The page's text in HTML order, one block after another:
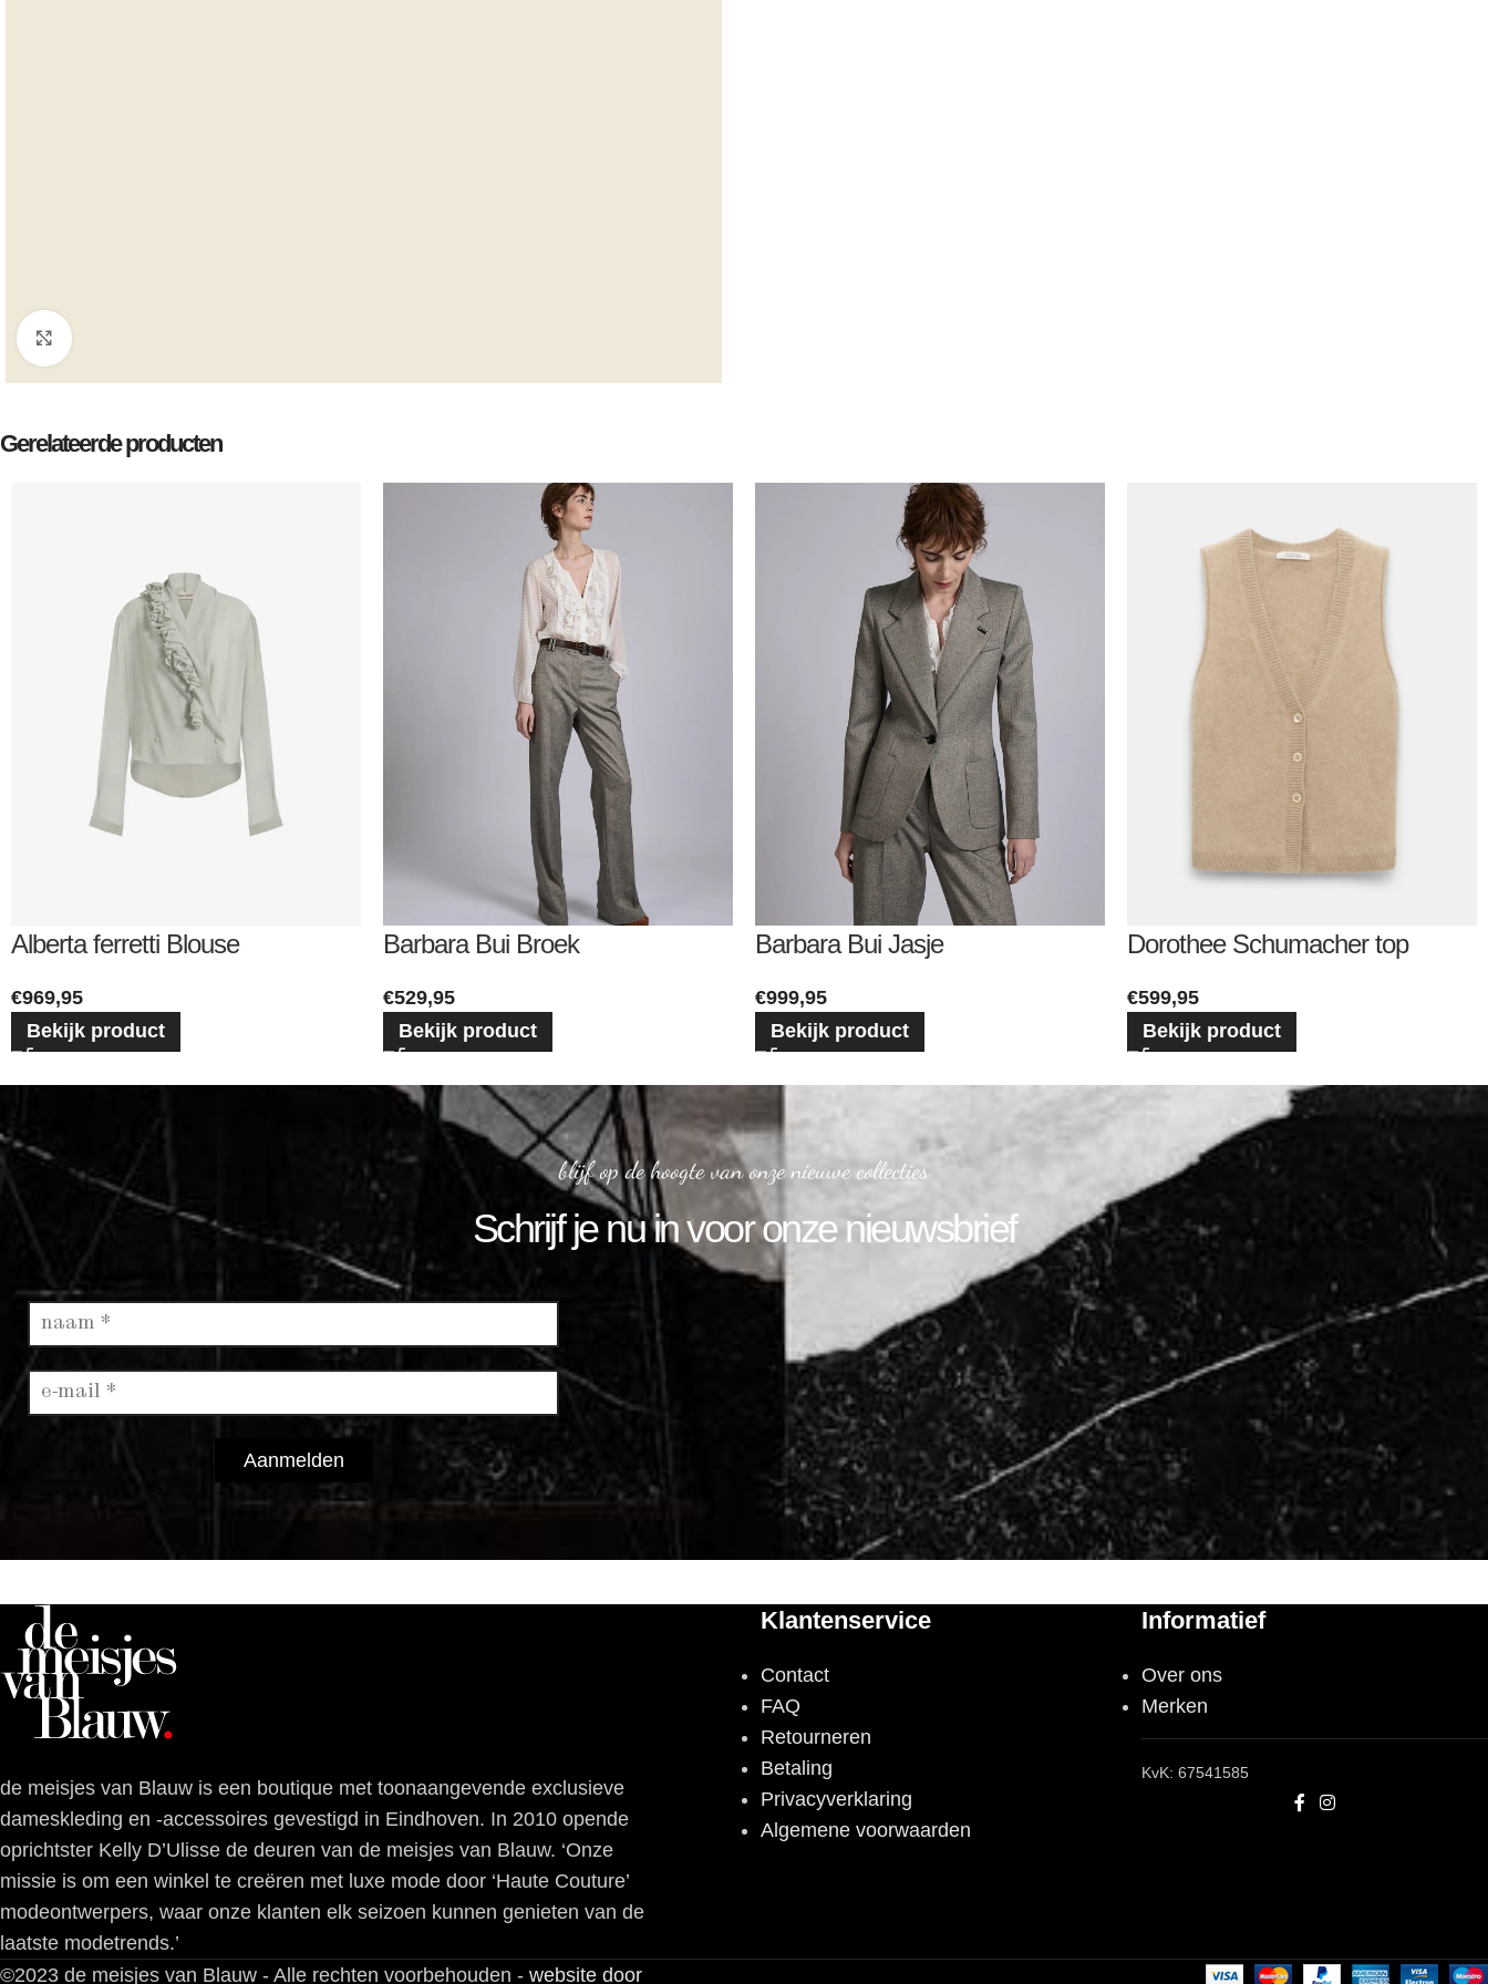
Gerelateerde producten
Alberta ferretti Blouse
€969,95
Bekijk product
Barbara Bui Broek
€529,95
Bekijk product
Barbara Bui Jasje
€999,95
Bekijk product
Dorothee Schumacher top
€599,95
Bekijk product
blijf op de hoogte van onze nieuwe collecties
Schrijf je nu in voor onze nieuwsbrief
Aanmelden
de meisjes van Blauw is een boutique met toonaangevende exclusieve
dameskleding en -accessoires gevestigd in Eindhoven. In 2010 opende
oprichtster Kelly D’Ulisse de deuren van de meisjes van Blauw. ‘Onze
missie is om een winkel te creëren met luxe mode door ‘Haute Couture’
modeontwerpers, waar onze klanten elk seizoen kunnen genieten van de
laatste modetrends.’
Klantenservice
Contact
FAQ
Retourneren
Betaling
Privacyverklaring
Algemene voorwaarden
Informatief
Over ons
Merken
KvK: 67541585
©2023 de meisjes van Blauw - Alle rechten voorbehouden - website door